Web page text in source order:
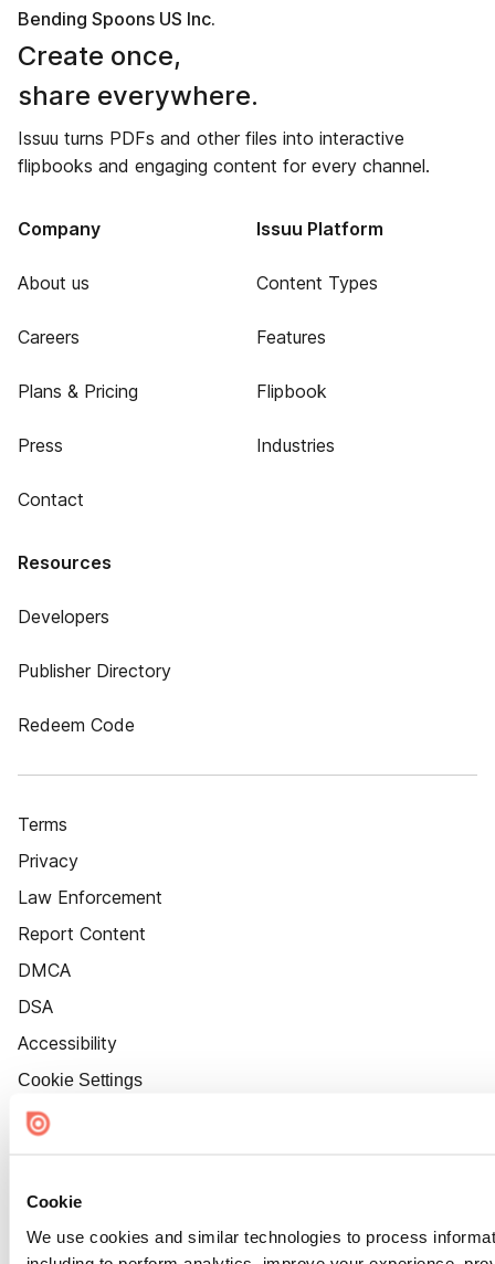
Cookie
We use cookies and similar technologies to process
Bending Spoons US Inc.
Create once,
share everywhere.
Issuu turns PDFs and other files into interactive
flipbooks and engaging content for every channel.
Company
About us
Careers
Plans & Pricing
Press
Contact
Issuu Platform
Content Types
Features
Flipbook
Industries
Resources
Developers
Publisher Directory
Redeem Code
Terms
Privacy
Law Enforcement
Report Content
DMCA
DSA
Accessibility
Cookie Settings